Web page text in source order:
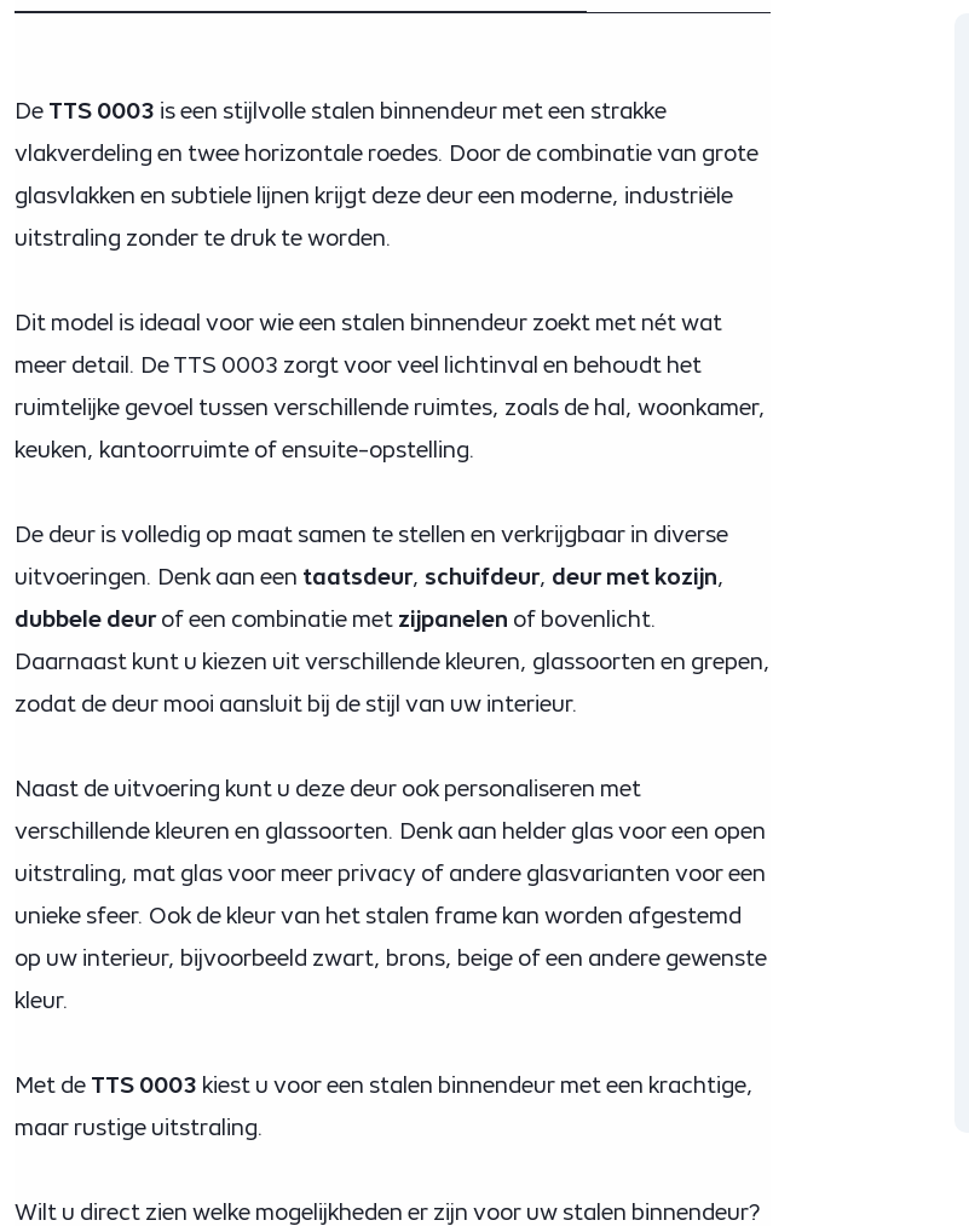
De TTS 0003 is een stijlvolle stalen binnendeur met een strakke
vlakverdeling en twee horizontale roedes. Door de combinatie van grote
glasvlakken en subtiele lijnen krijgt deze deur een moderne, industriële
uitstraling zonder te druk te worden.
Dit model is ideaal voor wie een stalen binnendeur zoekt met nét wat
meer detail. De TTS 0003 zorgt voor veel lichtinval en behoudt het
ruimtelijke gevoel tussen verschillende ruimtes, zoals de hal, woonkamer,
keuken, kantoorruimte of ensuite-opstelling.
De deur is volledig op maat samen te stellen en verkrijgbaar in diverse
uitvoeringen. Denk aan een taatsdeur, schuifdeur, deur met kozijn,
dubbele deurof een combinatie met zijpanelen of bovenlicht.
Daarnaast kunt u kiezen uit verschillende kleuren, glassoorten en grepen,
zodat de deur mooi aansluit bij de stijl van uw interieur.
Naast de uitvoering kunt u deze deur ook personaliseren met
verschillende kleuren en glassoorten. Denk aan helder glas voor een open
uitstraling, mat glas voor meer privacy of andere glasvarianten voor een
unieke sfeer. Ook de kleur van het stalen frame kan worden afgestemd
op uw interieur, bijvoorbeeld zwart, brons, beige of een andere gewenste
kleur.
Met de TTS 0003 kiest u voor een stalen binnendeur met een krachtige,
maar rustige uitstraling.
Wilt u direct zien welke mogelijkheden er zijn voor uw stalen binnendeur?